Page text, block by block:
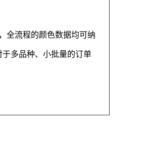
全流程的颜色数据均可纳
多品种、小批量的订单